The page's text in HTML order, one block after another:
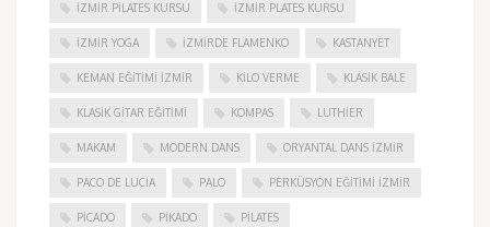
İZMIR PILATES KURSU İZMIR PLATES KURSU
İZMIR YOGA IZMIRDE FLAMENKO KASTANYET
KEMAN EĞITIMI İZMIR KILO VERME KLASIK BALE
KLASIK GITAR EĞITIMI KOMPAS LUTHIER
MAKAM MODERN DANS ORYANTAL DANS İZMIR
PACO DE LUCIA PALO PERKÜSYON EĞITIMI İZMIR
PICADO PIKADO PILATES